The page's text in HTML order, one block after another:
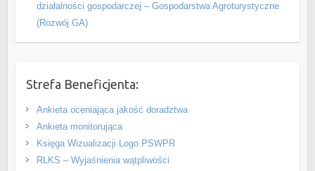
działalności gospodarczej – Gospodarstwa Agroturystyczne
(Rozwój GA)
Strefa Beneficjenta:
Ankieta oceniająca jakość doradztwa
Ankieta monitorująca
Księga Wizualizacji Logo PSWPR
RLKS – Wyjaśnienia wątpliwości